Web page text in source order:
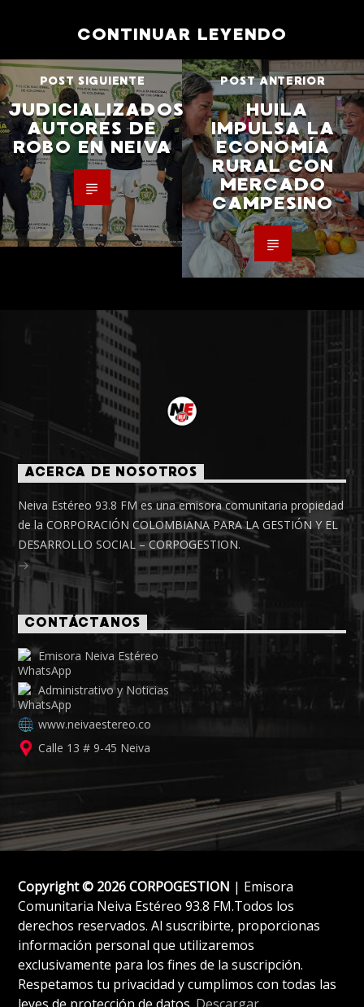
CONTINUAR LEYENDO
POST SIGUIENTE
JUDICIALIZADOS
AUTORES DE
ROBO EN NEIVA
POST ANTERIOR
HUILA
IMPULSA LA
ECONOMÍA
RURAL CON
MERCADO
CAMPESINO
ACERCA DE NOSOTROS
Neiva Estéreo 93.8 FM es una emisora comunitaria propiedad
de la CORPORACIÓN COLOMBIANA PARA LA GESTIÓN Y EL
DESARROLLO SOCIAL – CORPOGESTION.
CONTÁCTANOS
Emisora Neiva Estéreo
Administrativo y Noticias
www.neivaestereo.co
Calle 13 # 9-45 Neiva
Copyright © 2026 CORPOGESTION | Emisora
Comunitaria Neiva Estéreo 93.8 FM.Todos los
derechos reservados. Al suscribirte, proporcionas
información personal que utilizaremos
exclusivamente para los fines de la suscripción.
Respetamos tu privacidad y cumplimos con todas las